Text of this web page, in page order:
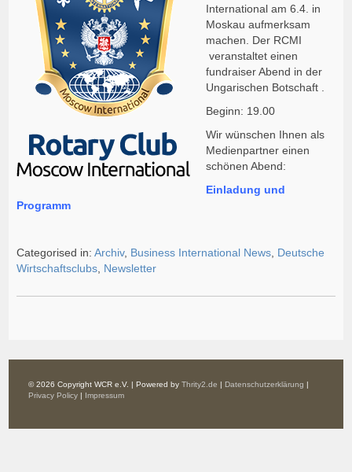
International am 6.4. in
Moskau aufmerksam
machen. Der RCMI
veranstaltet einen
fundraiser Abend in der
Ungarischen Botschaft .
Beginn: 19.00
Wir wünschen Ihnen als
Medienpartner einen
schönen Abend:
Einladung und
Programm
Categorised in:Archiv, Business International News Deutsche
Wirtschaftsclubs Newsletter
© 2026 Copyright WCR e.V. | Powered byThrity2.de | Datenschutzerklärung |
Privacy Policy | Impressum